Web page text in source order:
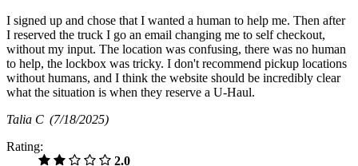
I signed up and chose that I wanted a human to help me. Then after
I reserved the truck I go an email changing me to self checkout,
without my input. The location was confusing, there was no human
to help, the lockbox was tricky. I don't recommend pickup locations
without humans, and I think the website should be incredibly clear
what the situation is when they reserve a U-Haul.
Talia C (7/18/2025)
Rating:
2.0